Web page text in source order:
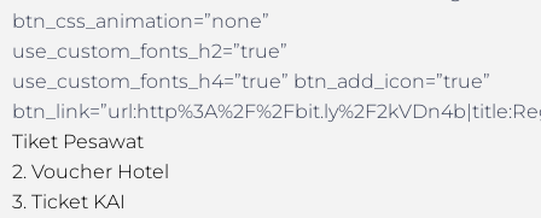
btn_css_animation=”none”
use_custom_fonts_h2=”true”
use_custom_fonts_h4=”true” btn_add_icon=”true”
Tiket Pesawat
2. Voucher Hotel
3. Ticket KAI